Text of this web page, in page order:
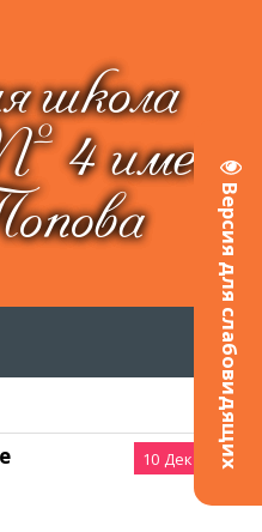
Версия для слабовидящих
школа
4 имени
10 Дек 2019